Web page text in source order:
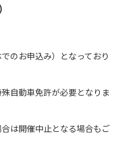
のお申込み）となっており
自動車免許が必要となりま
は開催中止となる場合もご